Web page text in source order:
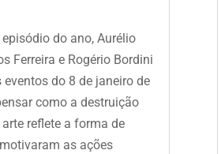
do ano, Aurélio
Ferreira e Rogério Bordini
eventos do 8 de janeiro de
como a destruição
reflete a forma de
as ações